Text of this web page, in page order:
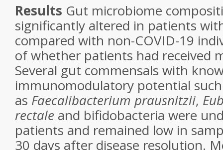
Results Gut microbiome
significantly altered in patients
compared with non-COVID-19
of whether patients had received
Several gut commensals with
immunomodulatory potential such
as Faecalibacterium prausnitzii,
rectale and bifidobacteria were
patients and remained low in
30 days after disease resolution.